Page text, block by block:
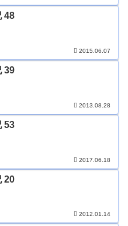
48
2015.06.07
39
2013.08.28
53
2017.06.18
20
2012.01.14